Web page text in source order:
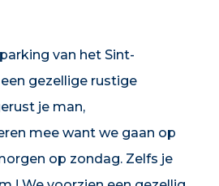
van het Sint-
gezellige rustige
je man,
mee want we gaan op
op zondag. Zelfs je